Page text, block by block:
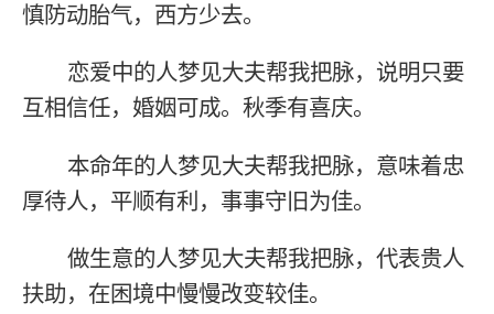
慎防动胎气，西方少去。
恋爱中的人梦见大夫帮我把脉，说明只要
互相信任，婚姻可成。秋季有喜庆。
本命年的人梦见大夫帮我把脉，意味着忠
厚待人，平顺有利，事事守旧为佳。
做生意的人梦见大夫帮我把脉，代表贵人
扶助，在困境中慢慢改变较佳。